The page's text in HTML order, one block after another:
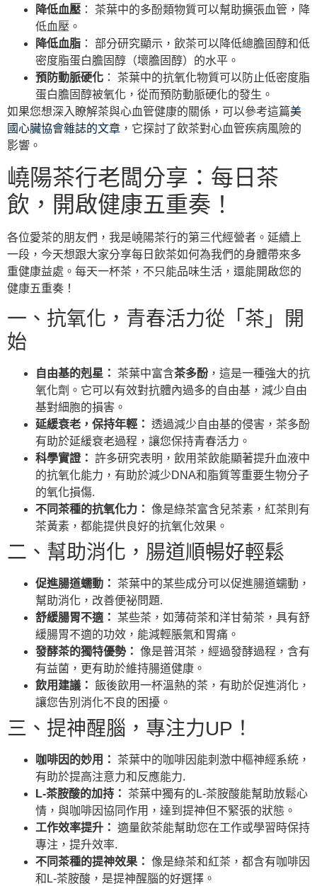
降低血壓 ： 茶葉中的多酚類物質可以幫助擴張血管，降
低血壓。
降低血脂 ： 部分研究顯示，飲茶可以降低總膽固醇和低
密度脂蛋白膽固醇（壞膽固醇）的水平。
預防動脈硬化 ： 茶葉中的抗氧化物質可以防止低密度脂
蛋白膽固醇被氧化，從而預防動脈硬化的發生。
如果您想深入瞭解茶與心血管健康的關係，可以參考這篇美
國心臟協會雜誌的文章 ，它探討了飲茶對心血管疾病風險的
影響。
嶢陽茶行老闆分享：每日茶
飲，開啟健康五重奏！
各位愛茶的朋友們，我是嶢陽茶行的第三代經營者。延續上
一段，今天想跟大家分享每日飲茶如何為我們的身體帶來多
重健康益處。每天一杯茶，不只能品味生活，還能開啟您的
健康五重奏！
一、抗氧化，青春活力從「茶」開
始
自由基的剋星： 茶葉中富含茶多酚 ，這是一種強大的抗
氧化劑。它可以有效對抗體內過多的自由基，減少自由
基對細胞的損害。
延緩衰老，保持年輕： 透過減少自由基的侵害，茶多酚
有助於延緩衰老過程，讓您保持青春活力。
科學實證： 許多研究表明，飲用茶飲能顯著提升血液中
的抗氧化能力，有助於減少DNA和脂質等重要生物分子
的氧化損傷.
不同茶種的抗氧化力： 像是綠茶富含兒茶素，紅茶則有
茶黃素，都能提供良好的抗氧化效果。
二、幫助消化，腸道順暢好輕鬆
促進腸道蠕動：
茶葉中的某些成分可以促進腸道蠕動，
幫助消化，改善便祕問題.
舒緩腸胃不適：
某些茶，如薄荷茶和洋甘菊茶，具有舒
緩腸胃不適的功效，能減輕脹氣和胃痛。
發酵茶的獨特優勢： 像是普洱茶，經過發酵過程，含有
有益菌，更有助於維持腸道健康。
飲用建議： 飯後飲用一杯溫熱的茶，有助於促進消化，
讓您告別消化不良的困擾。
三、提神醒腦，專注力UP！
咖啡因的妙用：
茶葉中的咖啡因能刺激中樞神經系統，
有助於提高注意力和反應能力.
L-茶胺酸的加持：
茶葉中獨有的L-茶胺酸能幫助放鬆心
情，與咖啡因協同作用，達到提神但不緊張的狀態。
工作效率提升： 適量飲茶能幫助您在工作或學習時保持
專注，提升效率.
不同茶種的提神效果： 像是綠茶和紅茶，都含有咖啡因
和L-茶胺酸，是提神醒腦的好選擇。